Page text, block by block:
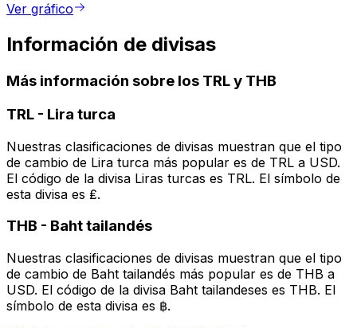
Ver gráfico
Información de divisas
Más información sobre los TRL y THB
TRL - Lira turca
Nuestras clasificaciones de divisas muestran que el tipo
de cambio de Lira turca más popular es de TRL a USD.
El código de la divisa Liras turcas es TRL. El símbolo de
esta divisa es ₤.
THB - Baht tailandés
Nuestras clasificaciones de divisas muestran que el tipo
de cambio de Baht tailandés más popular es de THB a
USD. El código de la divisa Baht tailandeses es THB. El
símbolo de esta divisa es ฿.